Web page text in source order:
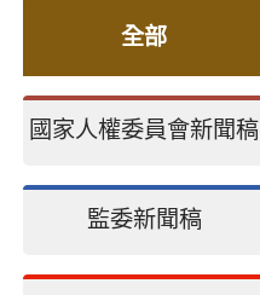
全部
國家人權委員會新聞稿
監委新聞稿